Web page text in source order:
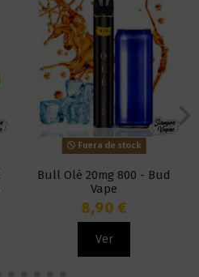
Fuera de stock
Bull Olé 20mg 800 - Bud
Vape
8,90 €
Ver